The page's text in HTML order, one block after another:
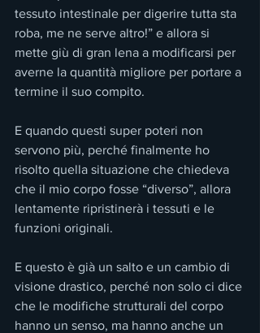
tessuto intestinale per digerire tutta sta
roba, me ne serve altro!” e allora si
mette giù di gran lena a modificarsi per
averne la quantità migliore per portare a
termine il suo compito.
E quando questi super poteri non
servono più, perché finalmente ho
risolto quella situazione che chiedeva
che il mio corpo fosse “diverso”, allora
lentamente ripristinerà i tessuti e le
funzioni originali.
E questo è già un salto e un cambio di
visione drastico, perché non solo ci dice
che le modifiche strutturali del corpo
hanno un senso, ma hanno anche un